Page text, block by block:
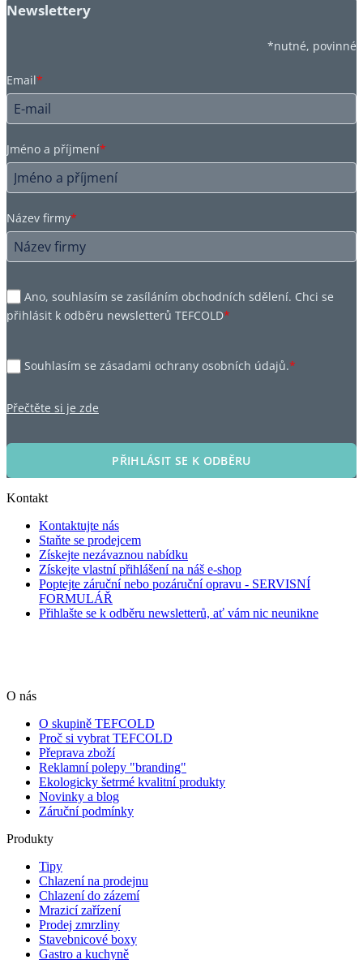
Newslettery
*nutné, povinné
Email*
Jméno a příjmení*
Název firmy*
Ano, souhlasím se zasíláním obchodních sdělení. Chci se
přihlásit k odběru newsletterů TEFCOLD*
Souhlasím se zásadami ochrany osobních údajů.*
Přečtěte si je zde
PŘIHLÁSIT SE K ODBĚRU
Kontakt
Kontaktujte nás
Staňte se prodejcem
Získejte nezávaznou nabídku
Získejte vlastní přihlášení na náš e-shop
Poptejte záruční nebo pozáruční opravu - SERVISNÍ
FORMULÁŘ
Přihlašte se k odběru newsletterů, ať vám nic neunikne
O nás
O skupině TEFCOLD
Proč si vybrat TEFCOLD
Přeprava zboží
Reklamní polepy "branding"
Ekologicky šetrmé kvalitní produkty
Novinky a blog
Záruční podmínky
Produkty
Tipy
Chlazení na prodejnu
Chlazení do zázemí
Mrazicí zařízení
Prodej zmrzliny
Stavebnicové boxy
Gastro a kuchyně